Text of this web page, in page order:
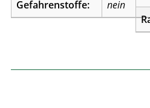
Gefahrenstoffe:
nein